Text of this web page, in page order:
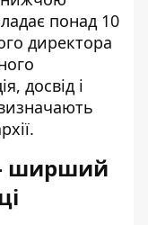
понад 10
директора
досвід і
- ширший